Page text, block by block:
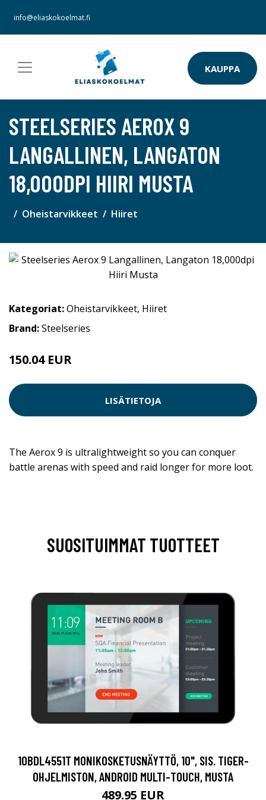
info@eliaskokoelmat.fi
KAUPPA
STEELSERIES AEROX 9
LANGALLINEN, LANGATON
18,000DPI HIIRI MUSTA
Oheistarvikkeet Hiiret
Kategoriat:Oheistarvikkeet, Hiiret
Brand:Steelseries
150.04 EUR
LISÄTIETOJA
The Aerox 9 is ultralightweight so you can conquer
battle arenas with speed and raid longer for more loot.
SUOSITUIMMAT TUOTTEET
10BDL4551T MONIKOSKETUSNÄYTTÖ, 10", SIS. TIGER-
OHJELMISTON, ANDROID MULTI-TOUCH, MUSTA
489.95 EUR